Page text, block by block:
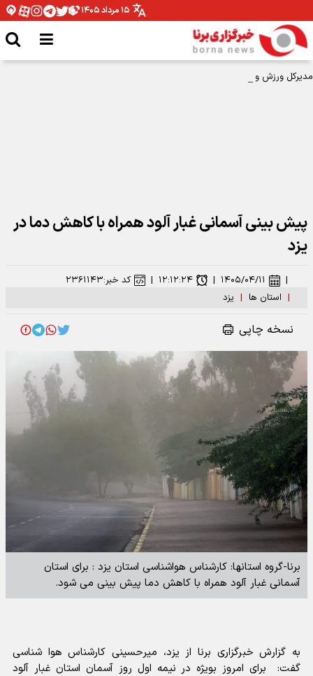
۱۵ مرداد ۱۴۰۵
مدیرکل ورزش و جوانان همدان: نیازمند تخصیص بودجه برای اتمام پروژه ها هستیم
پیش بینی آسمانی غبار آلود همراه با کاهش دما در
یزد
| استان ها | یزد
| ۱۴۰۵/۰۴/۱۱ | ۱۲:۱۲:۲۴ | کد خبر:۲۳۶۱۱۴۳
نسخه چاپی
برنا-گروه استانها: کارشناس هواشناسی استان یزد : برای استان
آسمانی غبار آلود همراه با کاهش دما پیش بینی می شود.
به گزارش خبرگزاری برنا از یزد، میرحسینی کارشناس هوا شناسی
گفت: برای امروز بویژه در نیمه اول روز آسمان استان غبار آلود